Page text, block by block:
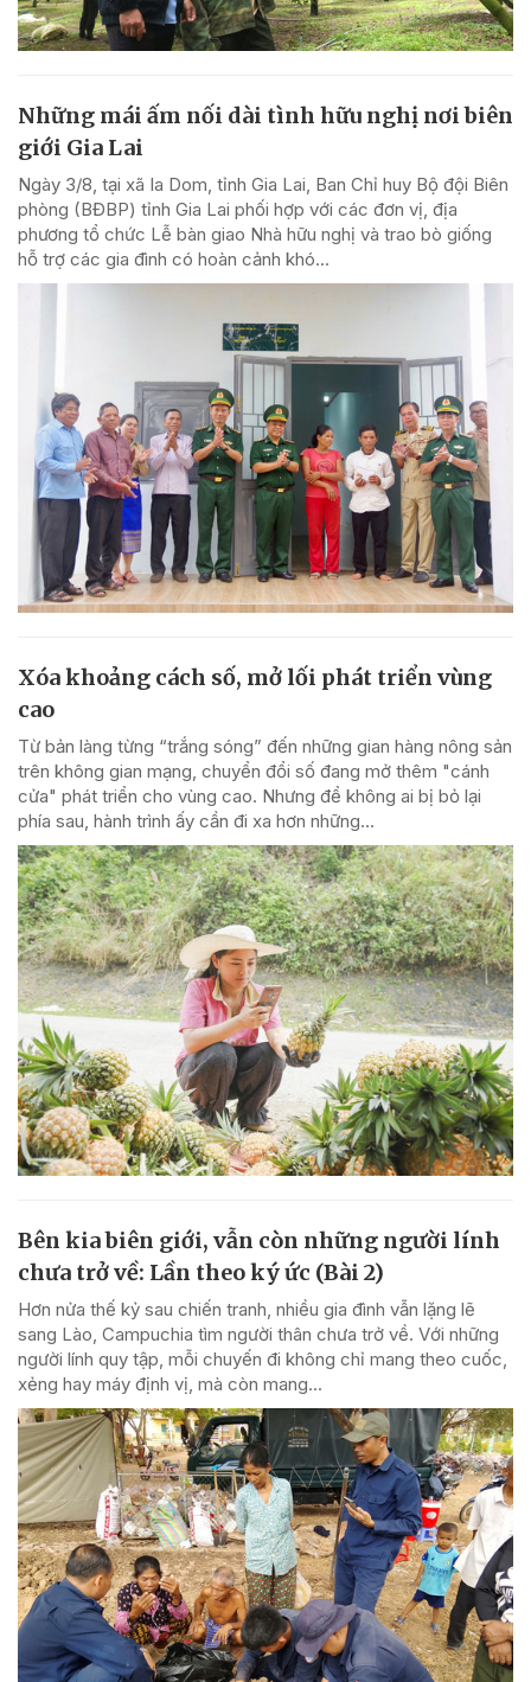
Những mái ấm nối dài tình hữu nghị nơi biên
giới Gia Lai
Ngày 3/8, tại xã Ia Dom, tỉnh Gia Lai, Ban Chỉ huy Bộ đội Biên
phòng (BĐBP) tỉnh Gia Lai phối hợp với các đơn vị, địa
phương tổ chức Lễ bàn giao Nhà hữu nghị và trao bò giống
hỗ trợ các gia đình có hoàn cảnh khó...
Xóa khoảng cách số, mở lối phát triển vùng
cao
Từ bản làng từng “trắng sóng” đến những gian hàng nông sản
trên không gian mạng, chuyển đổi số đang mở thêm "cánh
cửa" phát triển cho vùng cao. Nhưng để không ai bị bỏ lại
phía sau, hành trình ấy cần đi xa hơn những...
Bên kia biên giới, vẫn còn những người lính
chưa trở về: Lần theo ký ức (Bài 2)
Hơn nửa thế kỷ sau chiến tranh, nhiều gia đình vẫn lặng lẽ
sang Lào, Campuchia tìm người thân chưa trở về. Với những
người lính quy tập, mỗi chuyến đi không chỉ mang theo cuốc,
xẻng hay máy định vị, mà còn mang...